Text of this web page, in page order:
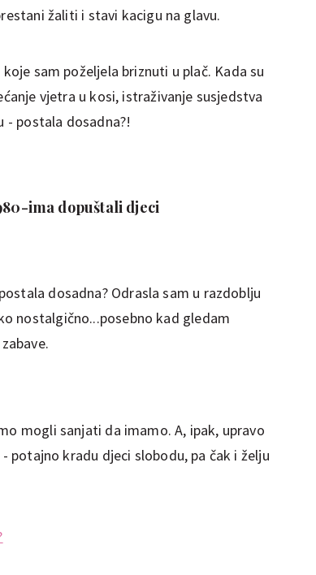
žaliti i stavi kacigu na glavu.
sam poželjela briznuti u plač. Kada su
vjetra u kosi, istraživanje susjedstva
postala dosadna?!
ima dopuštali djeci
dosadna? Odrasla sam u razdoblju
nostalgično...posebno kad gledam
mogli sanjati da imamo. A, ipak, upravo
potajno kradu djeci slobodu, pa čak i želju